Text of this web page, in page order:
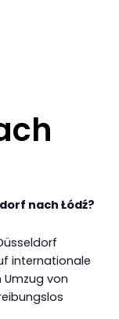
nach Łódź?
internationale
von